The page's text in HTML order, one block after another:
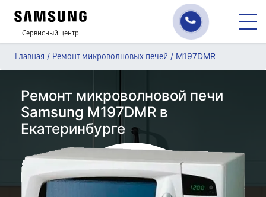
Сервисный центр
Главная / Ремонт микроволновых печей / M197DMR
Ремонт микроволновой печи
Samsung M197DMR в
Екатеринбурге